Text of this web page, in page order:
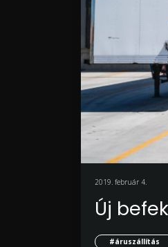
2019. február 4.
Új
#áruszállítás